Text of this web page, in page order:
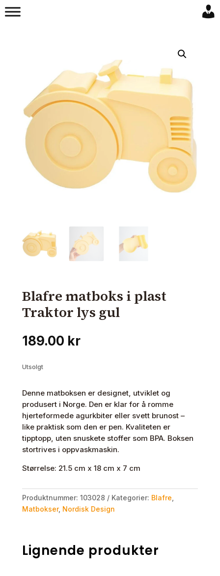
Blafre matboks i plast
Traktor lys gul
189.00 kr
Utsolgt
Denne matboksen er designet, utviklet og
produsert i Norge. Den er klar for å romme
hjerteformede agurkbiter eller svett brunost –
like praktisk som den er pen. Kvaliteten er
tipptopp, uten snuskete stoffer som BPA. Boksen
stortrives i oppvaskmaskin.
Størrelse: 21.5 cm x 18 cm x 7 cm
Produktnummer: 103028 Kategorier: Blafre
Matbokser, Nordisk Design
Lignende produkter